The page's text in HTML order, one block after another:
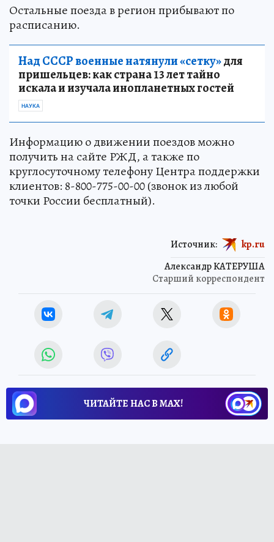
Остальные поезда в регион прибывают по
расписанию.
Над СССР военные натянули «сетку»для
пришельцев: как страна 13 лет тайно
искала и изучала инопланетных гостей
НАУКА
Информацию о движении поездов можно
получить на сайте РЖД, а также по
круглосуточному телефону Центра поддержки
клиентов: 8-800-775-00-00 (звонок из любой
точки России бесплатный).
Александр КАТЕРУША
Старший корреспондент
Источник: kp.ru
ЧИТАЙТЕ НАС В МАХ!